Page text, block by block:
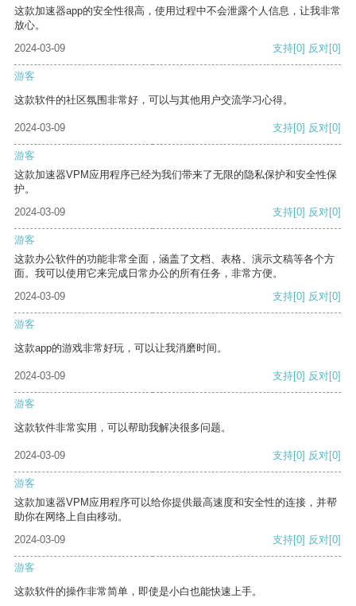
这款加速器app的安全性很高，使用过程中不会泄露个人信息，让我非常
放心。
2024-03-09
支持[0] 反对[0]
游客
这款软件的社区氛围非常好，可以与其他用户交流学习心得。
2024-03-09 支持[0] 反对[0]
游客
这款加速器VPM应用程序已经为我们带来了无限的隐私保护和安全性保
护。
2024-03-09
支持[0] 反对[0]
游客
这款办公软件的功能非常全面，涵盖了文档、表格、演示文稿等各个方
面。我可以使用它来完成日常办公的所有任务，非常方便。
2024-03-09
支持[0] 反对[0]
游客
这款app的游戏非常好玩，可以让我消磨时间。
2024-03-09 支持[0] 反对[0]
游客
这款软件非常实用，可以帮助我解决很多问题。
2024-03-09 支持[0] 反对[0]
游客
这款加速器VPM应用程序可以给你提供最高速度和安全性的连接，并帮
助你在网络上自由移动。
2024-03-09
支持[0] 反对[0]
游客
这款软件的操作非常简单，即使是小白也能快速上手。